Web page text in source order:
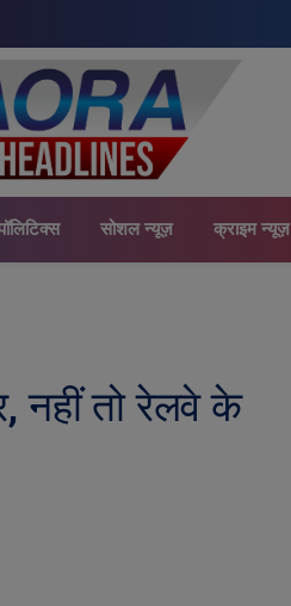
सोशल न्यूज़ क्राइम न्यूज़
नहीं तो रेलवे के